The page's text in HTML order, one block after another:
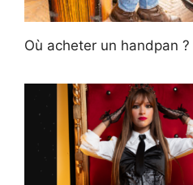
Où acheter un handpan ?